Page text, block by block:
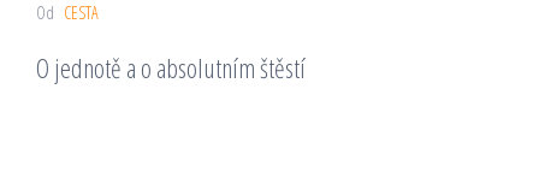
Od CESTA
O jednotě a o absolutním štěstí